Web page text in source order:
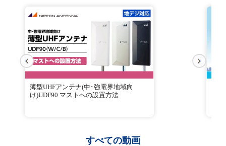
薄型UHFアンテナ(中･強電界地域向
け)UDF90 マストへの設置方法
すべての動画